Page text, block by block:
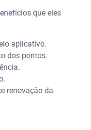
que eles
aplicativo.
dos pontos.
renovação da